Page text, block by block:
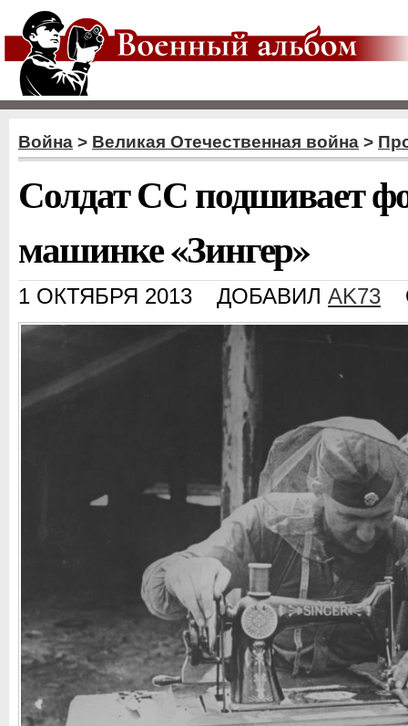
Война > Великая Отечественная война >
Солдат СС подшивает
машинке «Зингер»
1 ОКТЯБРЯ 2013 ДОБАВИЛ AK73